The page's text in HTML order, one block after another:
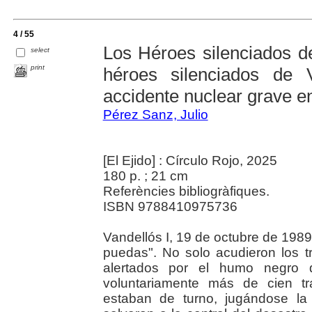
4 / 55
select
print
Los Héroes silenciados
héroes silenciados de
accidente nuclear grave
Pérez Sanz, Julio
[El Ejido] : Círculo Rojo, 2025
180 p. ; 21 cm
Referències bibliogràfiques.
ISBN 9788410975736
Vandellós I, 19 de octubre de
puedas". No solo acudieron los
alertados por el humo negro
voluntariamente más de cien
estaban de turno, jugándose